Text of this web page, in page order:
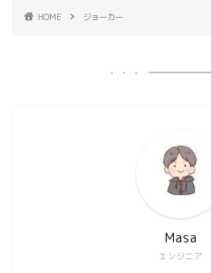
HOME ジョーカー
エンジニア
Masa